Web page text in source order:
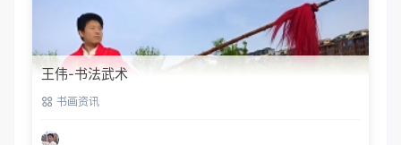
王伟-书法武术
书画资讯